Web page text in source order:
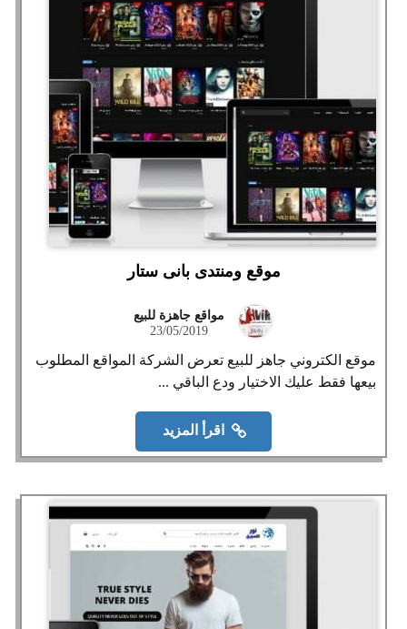
موقع ومنتدى بانى ستار
مواقع جاهزة للبيع
23/05/2019
موقع الكتروني جاهز للبيع تعرض الشركة المواقع المطلوب
بيعها فقط عليك الاختيار ودع الباقي ...
اقرأ المزيد